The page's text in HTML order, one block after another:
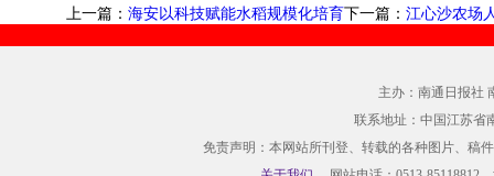
上一篇： 海安以科技赋能水稻规模化培育下一篇： 江心沙农场
主办：南通日报社
联系地址：中国江苏省
免责声明：本网站所刊登、转载的各种图片、稿